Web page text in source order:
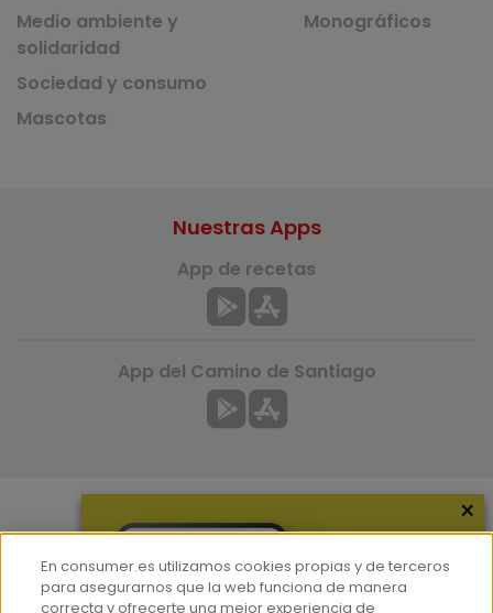
Medio ambiente y
solidaridad
Sociedad y consumo
Mascotas
Monográficos
Más información
¿Quiénes somos?
Nuestras Apps
App de recetas
App del Camino de Santiago
×
En consumer.es utilizamos cookies propias y de terceros
para asegurarnos que la web funciona de manera
correcta y ofrecerte una mejor experiencia de